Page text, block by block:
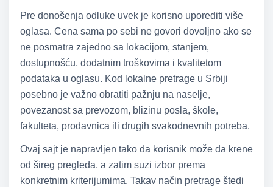
Pre donošenja odluke uvek je korisno uporediti više
oglasa. Cena sama po sebi ne govori dovoljno ako se
ne posmatra zajedno sa lokacijom, stanjem,
dostupnošću, dodatnim troškovima i kvalitetom
podataka u oglasu. Kod lokalne pretrage u Srbiji
posebno je važno obratiti pažnju na naselje,
povezanost sa prevozom, blizinu posla, škole,
fakulteta, prodavnica ili drugih svakodnevnih potreba.
Ovaj sajt je napravljen tako da korisnik može da krene
od šireg pregleda, a zatim suzi izbor prema
konkretnim kriterijumima. Takav način pretrage štedi